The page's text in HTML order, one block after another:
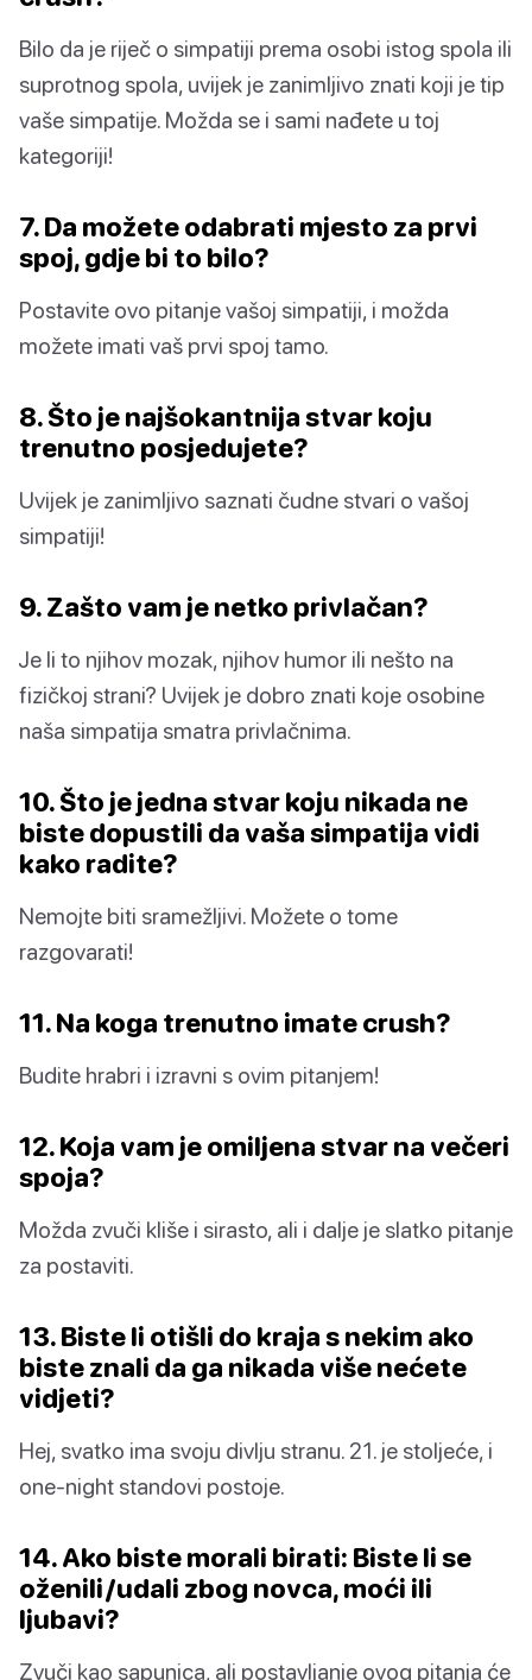
Bilo da je riječ o simpatiji prema osobi istog spola ili
suprotnog spola, uvijek je zanimljivo znati koji je tip
vaše simpatije. Možda se i sami nađete u toj
kategoriji!
7. Da možete odabrati mjesto za prvi
spoj, gdje bi to bilo?
Postavite ovo pitanje vašoj simpatiji, i možda
možete imati vaš prvi spoj tamo.
8. Što je najšokantnija stvar koju
trenutno posjedujete?
Uvijek je zanimljivo saznati čudne stvari o vašoj
simpatiji!
9. Zašto vam je netko privlačan?
Je li to njihov mozak, njihov humor ili nešto na
fizičkoj strani? Uvijek je dobro znati koje osobine
naša simpatija smatra privlačnima.
10. Što je jedna stvar koju nikada ne
biste dopustili da vaša simpatija vidi
kako radite?
Nemojte biti sramežljivi. Možete o tome
razgovarati!
11. Na koga trenutno imate crush?
Budite hrabri i izravni s ovim pitanjem!
12. Koja vam je omiljena stvar na večeri
spoja?
Možda zvuči kliše i sirasto, ali i dalje je slatko pitanje
za postaviti.
13. Biste li otišli do kraja s nekim ako
biste znali da ga nikada više nećete
vidjeti?
Hej, svatko ima svoju divlju stranu. 21. je stoljeće, i
one-night standovi postoje.
14. Ako biste morali birati: Biste li se
oženili/udali zbog novca, moći ili
ljubavi?
Zvuči kao sapunica, ali postavljanje ovog pitanja će